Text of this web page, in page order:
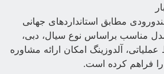
مطابق استانداردهای جهانی
مناسب براساس نوع سیال، دبی،
آلدوزینگ امکان ارائه مشاوره
را فراهم کرده است.